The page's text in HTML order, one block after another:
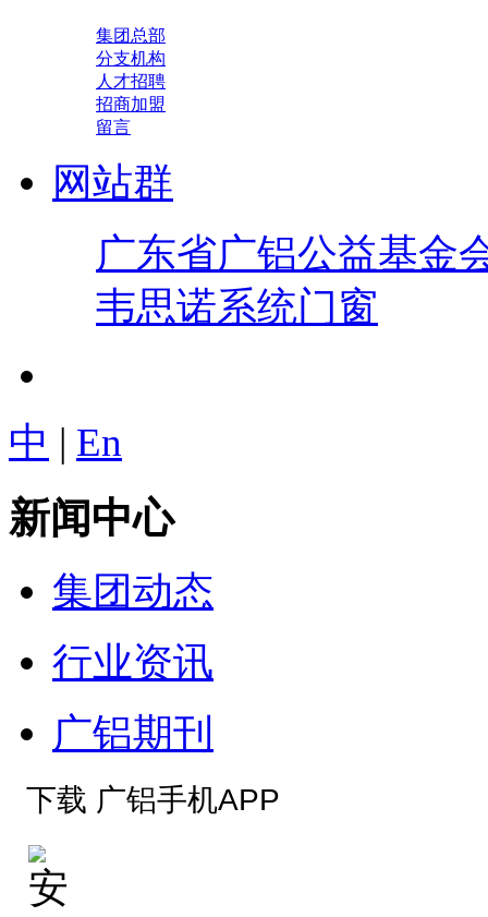
集团总部
分支机构
人才招聘
招商加盟
留言
网站群
广东省广铝公益基金
韦思诺系统门窗
中 | En
新闻中心
集团动态
行业资讯
广铝期刊
下载 广铝手机APP